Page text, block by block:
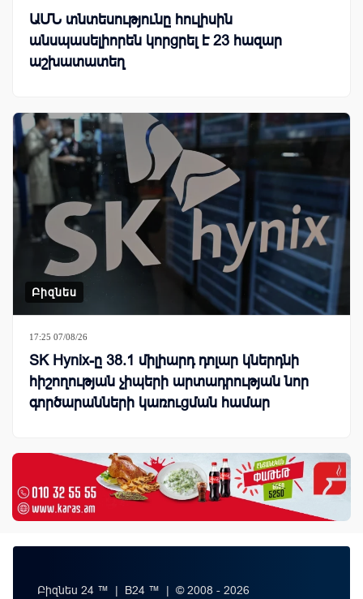
ԱՄՆ տնտեսությունը հուլիսին
անսպասելիորեն կորցրել է 23 հազար
աշխատատեղ
Բիզնես
17:25 07/08/26
SK Hynix-ը 38.1 միլիարդ դոլար կներդնի
հիշողության չիպերի արտադրության նոր
գործարանների կառուցման համար
Բիզնես 24 ™ | B24 ™ | © 2008 - 2026